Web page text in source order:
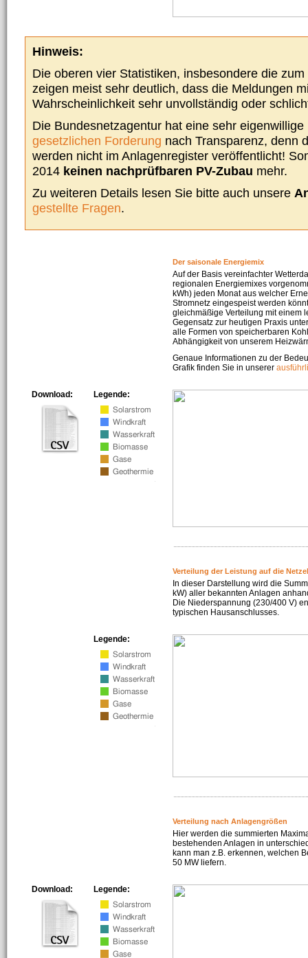
Hinweis:
Die oberen vier Statistiken, insbesondere die
zeigen meist sehr deutlich, dass die Meldungen
Wahrscheinlichkeit sehr unvollständig oder
Die Bundesnetzagentur hat eine sehr
gesetzlichen Forderung nach Transparenz, denn
werden nicht im Anlagenregister veröffentlicht!
2014 keinen nachprüfbaren PV-Zubau mehr.
Zu weiteren Details lesen Sie bitte auch unsere
gestellte Fragen.
Der saisonale Energiemix
Auf der Basis vereinfachter
regionalen Energiemixes
kWh) jeden Monat aus welcher
Stromnetz eingespeist werden
gleichmäßige Verteilung mit einem
Gegensatz zur heutigen Praxis
alle Formen von speicherbaren
Abhängigkeit von unserem
Genaue Informationen zu der
Grafik finden Sie in unserer
Legende:
Download:
Verteilung der Leistung auf die
In dieser Darstellung wird die
kW) aller bekannten Anlagen
Die Niederspannung (230/400 V)
typischen Hausanschlusses.
Legende:
Verteilung nach Anlagengrößen
Hier werden die summierten
bestehenden Anlagen in
kann man z.B. erkennen, welchen
50 MW liefern.
Legende:
Download: